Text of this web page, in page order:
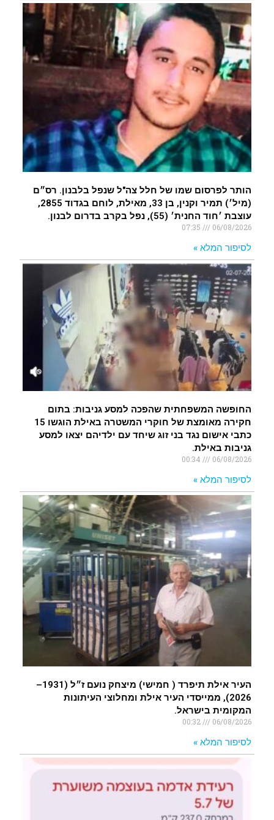
רעידת אדמה הורגשה באילת
איציק נועם מייסד מקומו ערב ערב נפטר
הותר לפרסום שמו של חלל צה"ל שנפל בלבנון. רס״ם
(מיל׳) תמיר וקנין, בן 33, מאילת, לוחם בגדוד 2855,
עוצבת ׳חוד החנית׳ (55), נפל בקרב בדרום לבנון.
06/08/2026
לסיפור המלא »
החופשה המשפחתית שהפכה למסע גניבות: בתום
חקירה מאומצת של חוקרי המשטרה באילת הוגשו 15
כתבי אישום נגד בני זוג שיחד עם ילדיהם יצאו למסע
גניבות באילת.
06/08/2026
לסיפור המלא »
העיר אילת תיפרד ( חמישי) מיצחק נועם ז״ל (1931–
2026), ממייסדי העיר אילת ומחלוצי העיתונות
המקומית בישראל.
06/08/2026
00:32
לסיפור המלא »